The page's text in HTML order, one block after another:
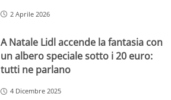
2 Aprile 2026
A Natale Lidl accende la fantasia con
un albero speciale sotto i 20 euro:
tutti ne parlano
4 Dicembre 2025